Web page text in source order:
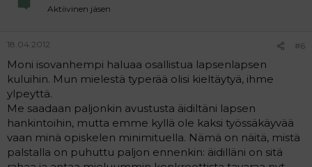
Aktiivinen jäsen
18.04.2012 #6
Moni isovanhempi haluaa osallistua lapsenlapsen
kuluihin. Mun mielestä typerää olisi kieltäytyä, ihme
ylpeyttä.
Me saadaan paljonkin avustusta äidiltäni lapsen
hankintoihin, mutta emme kyllä ole kaksi työssäkäyvää
vaan minä opiskelen minimituella. Nämä on näitä, mistä
palstalla on puhuttu paljon ennenkin: äidilläni on sitä